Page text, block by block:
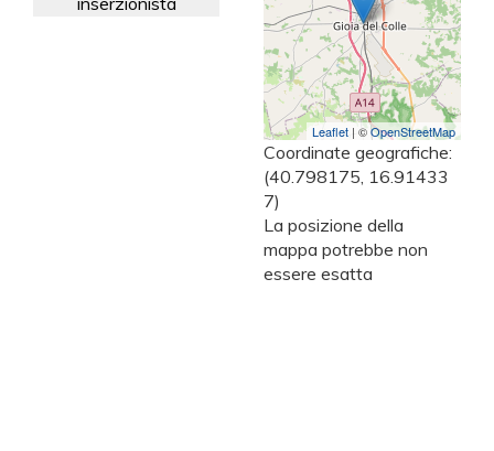
Leaflet | ©OpenStreetMap
Coordinate geografiche:
(40.798175, 16.91433
7)
La posizione della
mappa potrebbe non
essere esatta